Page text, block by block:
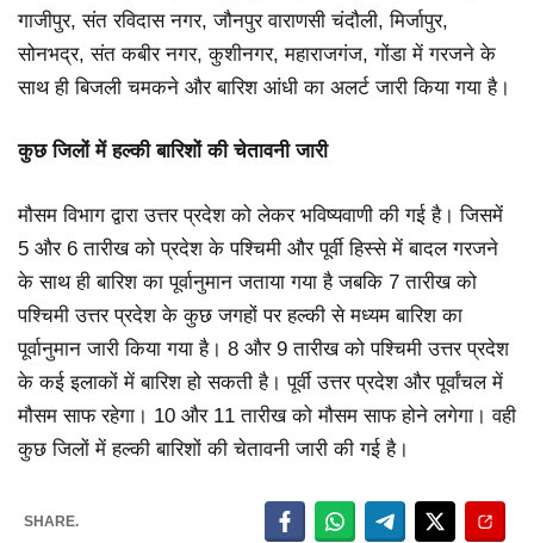
गाजीपुर, संत रविदास नगर, जौनपुर वाराणसी चंदौली, मिर्जापुर,
सोनभद्र, संत कबीर नगर, कुशीनगर, महाराजगंज, गोंडा में गरजने के
साथ ही बिजली चमकने और बारिश आंधी का अलर्ट जारी किया गया है।
कुछ जिलों में हल्की बारिशों की चेतावनी जारी
मौसम विभाग द्वारा उत्तर प्रदेश को लेकर भविष्यवाणी की गई है। जिसमें
5 और 6 तारीख को प्रदेश के पश्चिमी और पूर्वी हिस्से में बादल गरजने
के साथ ही बारिश का पूर्वानुमान जताया गया है जबकि 7 तारीख को
पश्चिमी उत्तर प्रदेश के कुछ जगहों पर हल्की से मध्यम बारिश का
पूर्वानुमान जारी किया गया है। 8 और 9 तारीख को पश्चिमी उत्तर प्रदेश
के कई इलाकों में बारिश हो सकती है। पूर्वी उत्तर प्रदेश और पूर्वांचल में
मौसम साफ रहेगा। 10 और 11 तारीख को मौसम साफ होने लगेगा। वही
कुछ जिलों में हल्की बारिशों की चेतावनी जारी की गई है।
SHARE.